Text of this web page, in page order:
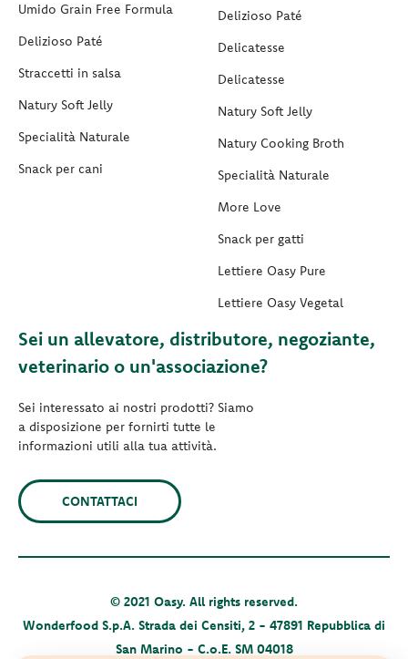
Umido Grain Free Formula
Delizioso Paté
Straccetti in salsa
Natury Soft Jelly
Specialità Naturale
Snack per cani
Delizioso Paté
Delicatesse
Delicatesse
Natury Soft Jelly
Natury Cooking Broth
Specialità Naturale
More Love
Snack per gatti
Lettiere Oasy Pure
Lettiere Oasy Vegetal
Sei un allevatore, distributore, negoziante,
veterinario o un'associazione?
Sei interessato ai nostri prodotti? Siamo
a disposizione per fornirti tutte le
informazioni utili alla tua attività.
CONTATTACI
© 2021 Oasy. All rights reserved.
Wonderfood S.p.A. Strada dei Censiti, 2 - 47891 Repubblica di
San Marino - C.o.E. SM 04018